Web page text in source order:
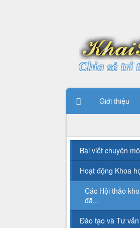
Chia sẻ tri
Giới thiệu
Bài viết chuyên
Hoạt động Khoa
Các Hội thảo
đã...
Đào tạo và Tư vấn